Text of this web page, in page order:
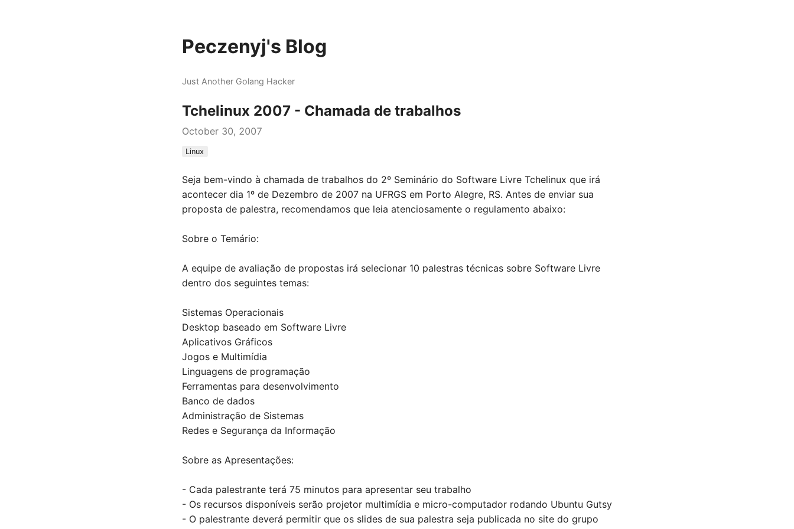
Peczenyj's Blog
Just Another Golang Hacker
Tchelinux 2007 - Chamada de trabalhos
October 30, 2007
Linux
Seja bem-vindo à chamada de trabalhos do 2º Seminário do Software Livre Tchelinux que irá
acontecer dia 1º de Dezembro de 2007 na UFRGS em Porto Alegre, RS. Antes de enviar sua
proposta de palestra, recomendamos que leia atenciosamente o regulamento abaixo:
Sobre o Temário:
A equipe de avaliação de propostas irá selecionar 10 palestras técnicas sobre Software Livre
dentro dos seguintes temas:
Sistemas Operacionais
Desktop baseado em Software Livre
Aplicativos Gráficos
Jogos e Multimídia
Linguagens de programação
Ferramentas para desenvolvimento
Banco de dados
Administração de Sistemas
Redes e Segurança da Informação
Sobre as Apresentações:
- Cada palestrante terá 75 minutos para apresentar seu trabalho
- Os recursos disponíveis serão projetor multimídia e micro-computador rodando Ubuntu Gutsy
- O palestrante deverá permitir que os slides de sua palestra seja publicada no site do grupo